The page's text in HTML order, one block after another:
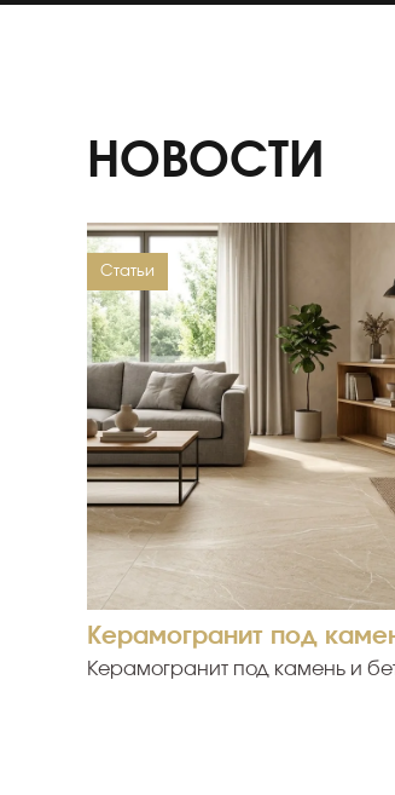
НОВОСТИ
Статьи
Керамогранит под
Керамогранит под камень и